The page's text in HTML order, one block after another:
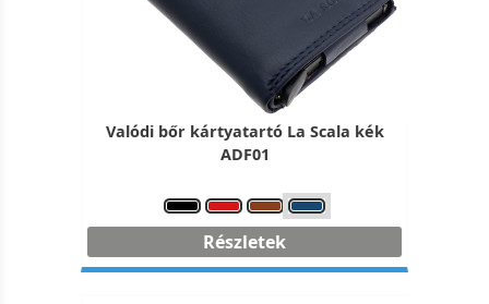
Valódi bőr kártyatartó La Scala kék
ADF01
Részletek